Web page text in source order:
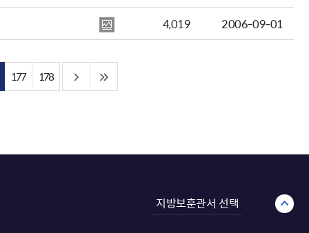
4,019
2006-09-01
177 178
지방보훈관서 선택